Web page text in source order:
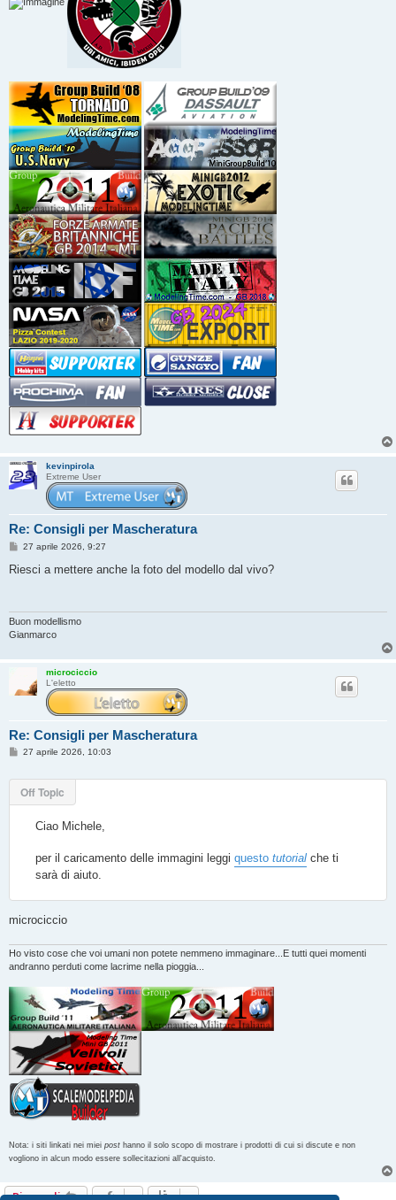
kevinpirola
Extreme User
Re: Consigli per Mascheratura
M
s
i
27 aprile 2026, 9:27
Riesci a mettere anche la foto del modello dal vivo?
Buon modellismo
Gianmarco
microciccio
L'eletto
Re: Consigli per Mascheratura
M
s
a
g
27 aprile 2026, 10:03
Off Topic
Ciao Michele,
per il caricamento delle immagini leggi questo tutorial che ti
sarà di aiuto.
microciccio
Ho visto cose che voi umani non potete nemmeno immaginare...E tutti quei momenti
andranno perduti come lacrime nella pioggia...
Nota: i siti linkati nei miei post hanno il solo scopo di mostrare i prodotti di cui si discute e non
vogliono in alcun modo essere sollecitazioni all'acquisto.
Rispondi